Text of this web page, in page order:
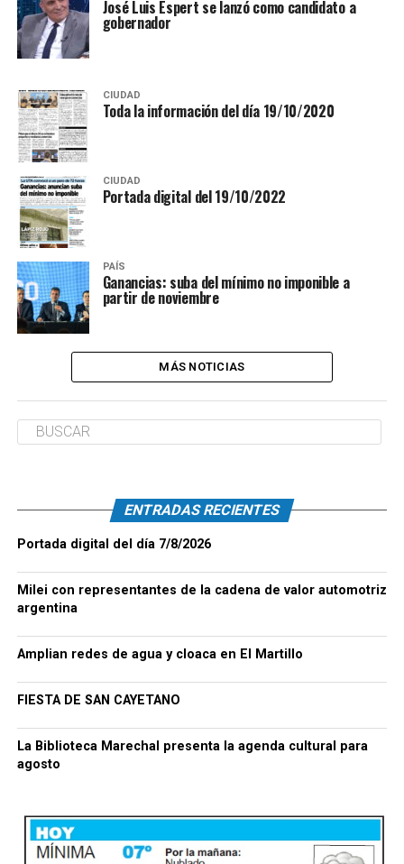
José Luis Espert se lanzó como candidato a
gobernador
CIUDAD
Toda la información del día 19/10/2020
CIUDAD
Portada digital del 19/10/2022
PAÍS
Ganancias: suba del mínimo no imponible a
partir de noviembre
MÁS NOTICIAS
ENTRADAS RECIENTES
Portada digital del día 7/8/2026
Milei con representantes de la cadena de valor automotriz
argentina
Amplian redes de agua y cloaca en El Martillo
FIESTA DE SAN CAYETANO
La Biblioteca Marechal presenta la agenda cultural para
agosto